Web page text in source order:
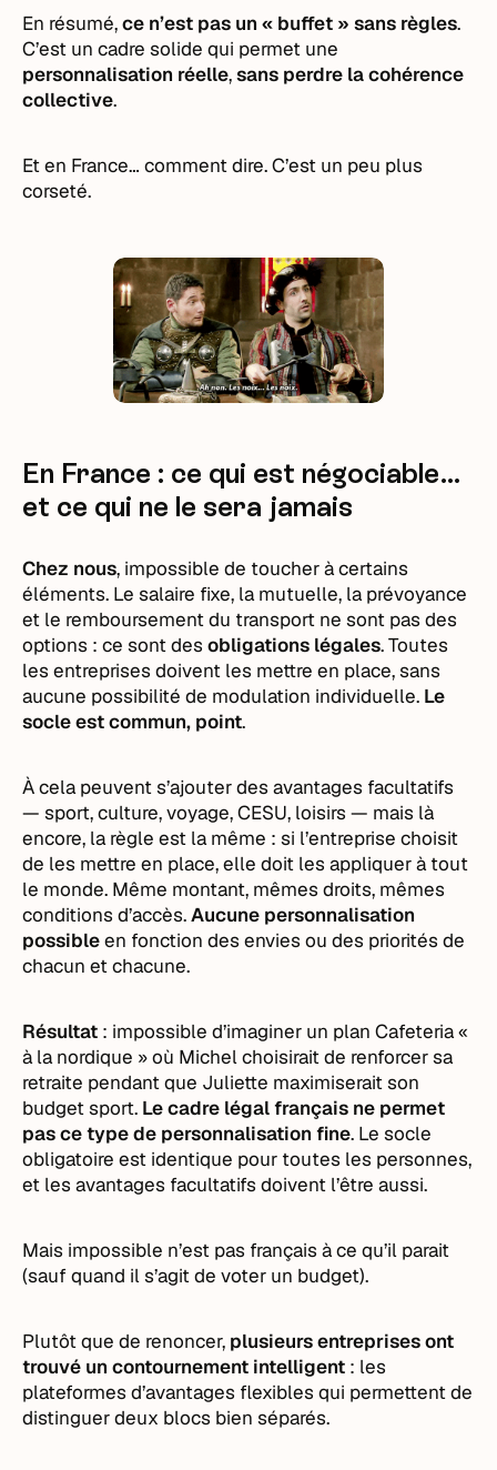
En résumé,ce n’est pas un « buffet » sans règles.
C’est un cadre solide qui permet une
personnalisation réelle,sans perdre la cohérence
collective.
Et en France… comment dire. C’est un peu plus
corseté.
En France : ce qui est négociable…
et ce qui ne le sera jamais
Chez nous, impossible de toucher à certains
éléments. Le salaire fixe, la mutuelle, la prévoyance
et le remboursement du transport ne sont pas des
options : ce sont desobligations légales. Toutes
les entreprises doivent les mettre en place, sans
aucune possibilité de modulation individuelle. Le
socle est commun, point.
À cela peuvent s’ajouter des avantages facultatifs
— sport, culture, voyage, CESU, loisirs — mais là
encore, la règle est la même : si l’entreprise choisit
de les mettre en place, elle doit les appliquer à tout
le monde. Même montant, mêmes droits, mêmes
conditions d’accès.Aucune personnalisation
possibleen fonction des envies ou des priorités de
chacun et chacune.
Résultat : impossible d’imaginer un plan Cafeteria «
à la nordique » où Michel choisirait de renforcer sa
retraite pendant que Juliette maximiserait son
budget sport. Le cadre légal français ne permet
pas ce type de personnalisation fine. Le socle
obligatoire est identique pour toutes les personnes,
et les avantages facultatifs doivent l’être aussi.
Mais impossible n’est pas français à ce qu’il parait
(sauf quand il s’agit de voter un budget).
Plutôt que de renoncer, plusieurs entreprises ont
trouvé un contournement intelligent : les
plateformes d’avantages flexibles qui permettent de
distinguer deux blocs bien séparés.